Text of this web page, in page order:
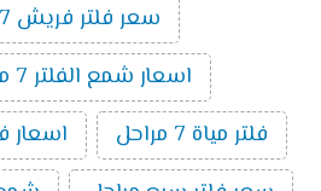
سعر فلتر فريش 7 مراحل
اسعار شمع الفلتر 7 مراحل تانك
فلتر مياة 7 مراحل
اسعار